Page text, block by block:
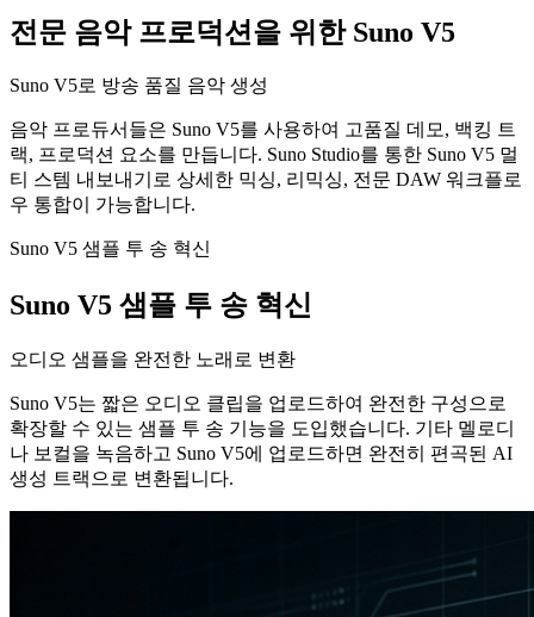
전문 음악 프로덕션을 위한 Suno V5
Suno V5로 방송 품질 음악 생성
음악 프로듀서들은 Suno V5를 사용하여 고품질 데모, 백킹 트
랙, 프로덕션 요소를 만듭니다. Suno Studio를 통한 Suno V5 멀
티 스템 내보내기로 상세한 믹싱, 리믹싱, 전문 DAW 워크플로
우 통합이 가능합니다.
Suno V5 샘플 투 송 혁신
Suno V5 샘플 투 송 혁신
오디오 샘플을 완전한 노래로 변환
Suno V5는 짧은 오디오 클립을 업로드하여 완전한 구성으로
확장할 수 있는 샘플 투 송 기능을 도입했습니다. 기타 멜로디
나 보컬을 녹음하고 Suno V5에 업로드하면 완전히 편곡된 AI
생성 트랙으로 변환됩니다.